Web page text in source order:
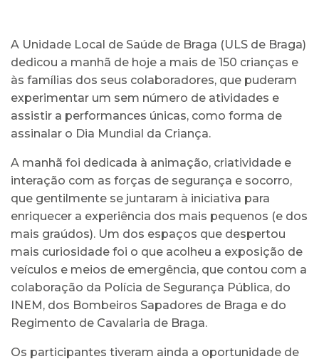
A Unidade Local de Saúde de Braga (ULS de Braga)
dedicou a manhã de hoje a mais de 150 crianças e
às famílias dos seus colaboradores, que puderam
experimentar um sem número de atividades e
assistir a performances únicas, como forma de
assinalar o Dia Mundial da Criança.
A manhã foi dedicada à animação, criatividade e
interação com as forças de segurança e socorro,
que gentilmente se juntaram à iniciativa para
enriquecer a experiência dos mais pequenos (e dos
mais graúdos). Um dos espaços que despertou
mais curiosidade foi o que acolheu a exposição de
veículos e meios de emergência, que contou com a
colaboração da Polícia de Segurança Pública, do
INEM, dos Bombeiros Sapadores de Braga e do
Regimento de Cavalaria de Braga.
Os participantes tiveram ainda a oportunidade de